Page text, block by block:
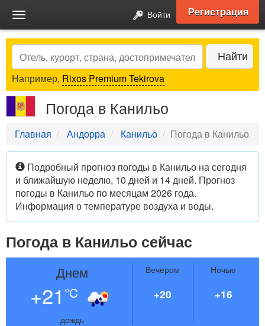
Toggle
navigation
Войти Регистрация
Search Найти
Например, Rixos Premium Tekirova
Погода в Канильо
Главная Андорра Канильо Погода в Канильо
Подробный прогноз погоды в Канильо на сегодня
и ближайшую неделю, 10 дней и 14 дней. Прогноз
погоды в Канильо по месяцам 2026 года.
Информация о температуре воздуха и воды.
Погода в Канильо сейчас
Днем
+21 °C
дождь
Вечером
+20
Ночью
+16